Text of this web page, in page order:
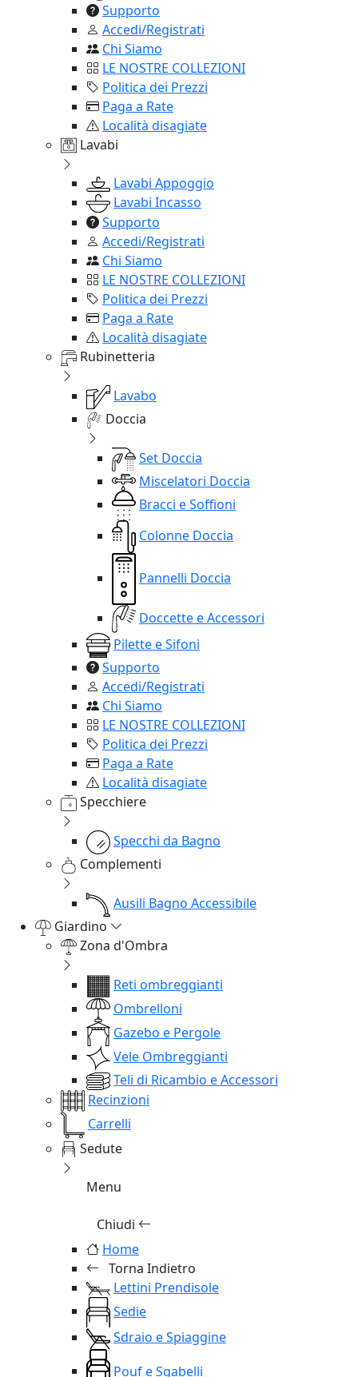
Supporto
Accedi/Registrati
Chi Siamo
LE NOSTRE COLLEZIONI
Politica dei Prezzi
Paga a Rate
Località disagiate
Lavabi
Lavabi Appoggio
Lavabi Incasso
Supporto
Accedi/Registrati
Chi Siamo
LE NOSTRE COLLEZIONI
Politica dei Prezzi
Paga a Rate
Località disagiate
Rubinetteria
Lavabo
Doccia
Set Doccia
Miscelatori Doccia
Bracci e Soffioni
Colonne Doccia
Pannelli Doccia
Doccette e Accessori
Pilette e Sifoni
Supporto
Accedi/Registrati
Chi Siamo
LE NOSTRE COLLEZIONI
Politica dei Prezzi
Paga a Rate
Località disagiate
Specchiere
Specchi da Bagno
Complementi
Ausili Bagno Accessibile
Giardino
Zona d'Ombra
Reti ombreggianti
Ombrelloni
Gazebo e Pergole
Vele Ombreggianti
Teli di Ricambio e Accessori
Recinzioni
Carrelli
Sedute
Menu
Chiudi
Home
Torna Indietro
Lettini Prendisole
Sedie
Sdraio e Spiaggine
Pouf e Sgabelli